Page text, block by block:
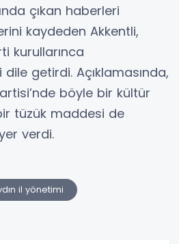
çıkan haberleri
kaydeden Akkentli,
kurullarınca
getirdi. Açıklamasında,
böyle bir kültür
tüzük maddesi de
verdi.
il yönetimi